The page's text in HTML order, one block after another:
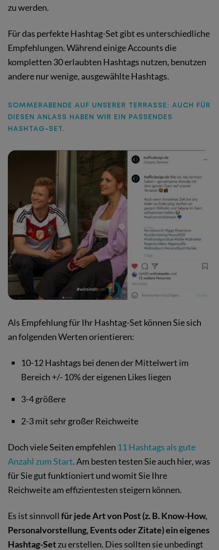
zu werden.
Für das perfekte Hashtag-Set gibt es unterschiedliche
Empfehlungen. Während einige Accounts die
kompletten 30 erlaubten Hashtags nutzen, benutzen
andere nur wenige, ausgewählte Hashtags.
SOMMERABENDE AUF UNSERER TERRASSE: AUCH FÜR
DIESEN ANLASS HABEN WIR EIN PASSENDES
HASHTAG-SET.
Als Empfehlung für Ihr Hashtag-Set können Sie sich
an folgenden Werten orientieren:
10-12 Hashtags bei denen der Mittelwert im
Bereich +/- 10% der eigenen Likes liegen
3-4 größere
2-3 mit sehr großer Reichweite
Doch viele Seiten empfehlen 11 Hashtags als gute
Anzahl zum Start. Am besten testen Sie auch hier, was
für Sie gut funktioniert und womit Sie Ihre
Reichweite am effizientesten steigern können.
Es ist sinnvoll für jede Art von Post (z. B. Know-How,
Personalvorstellung, Events oder Zitate) ein eigenes
Hashtag-Setzu erstellen. Dies sollten sie unbedingt